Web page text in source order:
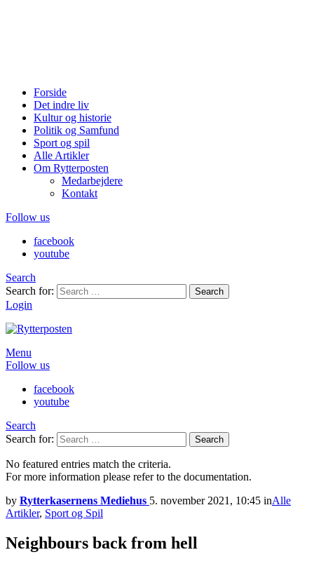
Forside
Det indre liv
Kultur og historie
Politik og Samfund
Sport og spil
Alle Artikler
Om Rytterposten
Medarbejdere
Kontakt
Follow us
facebook
youtube
Search
Search for:
Search
Login
Menu
Follow us
facebook
youtube
Search
Search for:
Search
No featured entries match the criteria.
For more information please refer to the documentation.
by Rytterkasernens Mediehus 5. november 2021, 10:45 inAlle
Artikler, Sport og Spil
Neighbours back from hell